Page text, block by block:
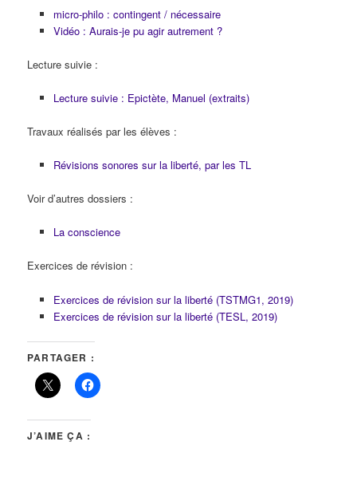
micro-philo : contingent / nécessaire
Vidéo : Aurais-je pu agir autrement ?
Lecture suivie :
Lecture suivie : Epictète, Manuel (extraits)
Travaux réalisés par les élèves :
Révisions sonores sur la liberté, par les TL
Voir d’autres dossiers :
La conscience
Exercices de révision :
Exercices de révision sur la liberté (TSTMG1, 2019)
Exercices de révision sur la liberté (TESL, 2019)
PARTAGER :
J’AIME ÇA :